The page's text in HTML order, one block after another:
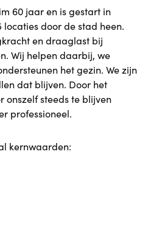
60 jaar en is gestart in
locaties door de stad heen.
en draaglast bij
Wij helpen daarbij, we
het gezin. We zijn
dat blijven. Door het
onszelf steeds te blijven
professioneel.
kernwaarden: